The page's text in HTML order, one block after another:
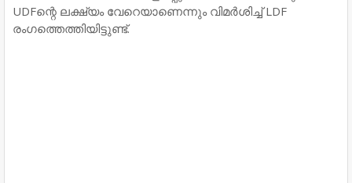
UDFന്റെ ലക്ഷ്യം വേറെയാണെന്നും വിമർശിച്ച് LDF
രംഗത്തെത്തിയിട്ടുണ്ട്.